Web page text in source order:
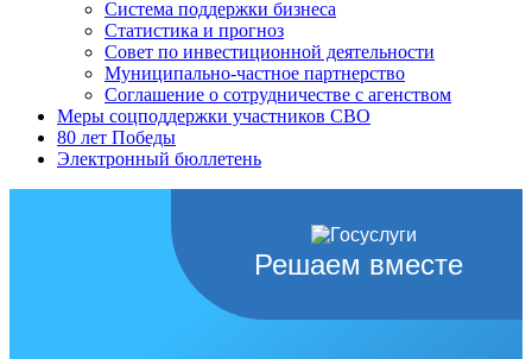
Система поддержки бизнеса
Статистика и прогноз
Совет по инвестиционной деятельности
Муниципально-частное партнерство
Соглашение о сотрудничестве с агенством
Меры соцподдержки участников СВО
80 лет Победы
Электронный бюллетень
Решаем вместе